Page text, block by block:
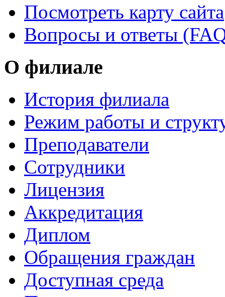
Посмотреть карту сайта
Вопросы и ответы
О филиале
История филиала
Режим работы и
Преподаватели
Сотрудники
Лицензия
Аккредитация
Диплом
Обращения граждан
Доступная среда